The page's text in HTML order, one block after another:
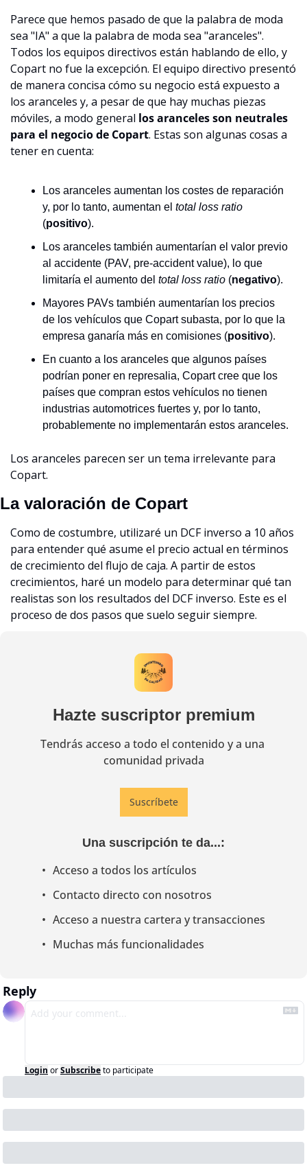
Parece que hemos pasado de que la palabra de moda
sea "IA" a que la palabra de moda sea "aranceles".
Todos los equipos directivos están hablando de ello, y
Copart no fue la excepción. El equipo directivo presentó
de manera concisa cómo su negocio está expuesto a
los aranceles y, a pesar de que hay muchas piezas
móviles, a modo general los aranceles son neutrales
para el negocio de Copart. Estas son algunas cosas a
tener en cuenta:
Los aranceles aumentan los costes de reparación
y, por lo tanto, aumentan el total loss ratio
(positivo).
Los aranceles también aumentarían el valor previo
al accidente (PAV, pre-accident value), lo que
limitaría el aumento del total loss ratio (negativo).
Mayores PAVs también aumentarían los precios
de los vehículos que Copart subasta, por lo que la
empresa ganaría más en comisiones (positivo).
En cuanto a los aranceles que algunos países
podrían poner en represalia, Copart cree que los
países que compran estos vehículos no tienen
industrias automotrices fuertes y, por lo tanto,
probablemente no implementarán estos aranceles.
Los aranceles parecen ser un tema irrelevante para
Copart.
La valoración de Copart
Como de costumbre, utilizaré un DCF inverso a 10 años
para entender qué asume el precio actual en términos
de crecimiento del flujo de caja. A partir de estos
crecimientos, haré un modelo para determinar qué tan
realistas son los resultados del DCF inverso. Este es el
proceso de dos pasos que suelo seguir siempre.
Hazte suscriptor premium
Tendrás acceso a todo el contenido y a una
comunidad privada
Suscríbete
Una suscripción te da...:
Acceso a todos los artículos
Contacto directo con nosotros
Acceso a nuestra cartera y transacciones
Muchas más funcionalidades
Reply
Login orSubscribeto participate